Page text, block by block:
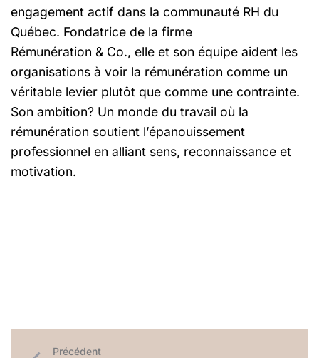
engagement actif dans la communauté RH du
Québec. Fondatrice de la firme
Rémunération & Co., elle et son équipe aident les
organisations à voir la rémunération comme un
véritable levier plutôt que comme une contrainte.
Son ambition? Un monde du travail où la
rémunération soutient l’épanouissement
professionnel en alliant sens, reconnaissance et
motivation.
Précédent